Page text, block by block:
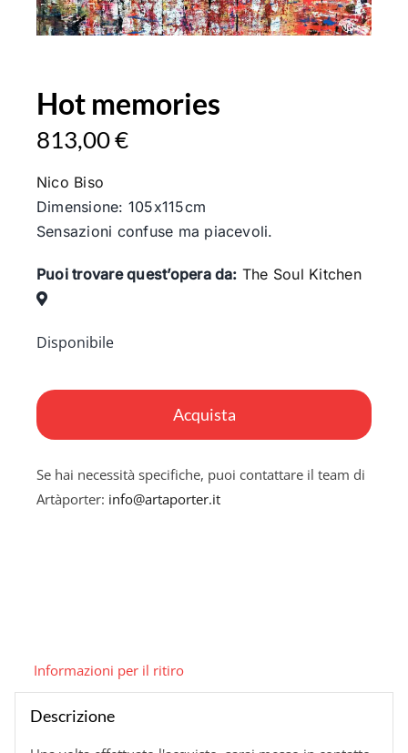
Hot memories
813,00€
Nico Biso
Dimensione: 105x115cm
Sensazioni confuse ma piacevoli.
Puoi trovare quest’opera da: The Soul Kitchen
Disponibile
Acquista
Se hai necessità specifiche, puoi contattare il team di
Artàporter: info@artaporter.it
Informazioni per il ritiro
Descrizione